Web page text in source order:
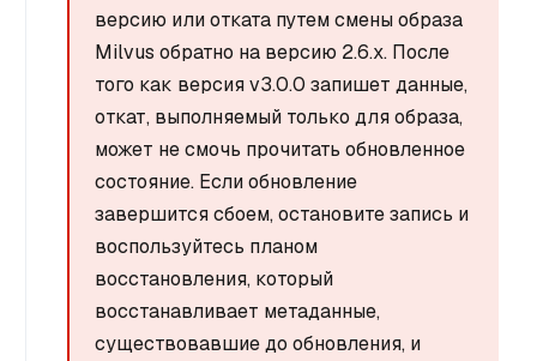
версию или отката путем смены образа
Milvus обратно на версию 2.6.x. После
того как версия v3.0.0 запишет данные,
откат, выполняемый только для образа,
может не смочь прочитать обновленное
состояние. Если обновление
завершится сбоем, остановите запись и
воспользуйтесь планом
восстановления, который
восстанавливает метаданные,
существовавшие до обновления, и